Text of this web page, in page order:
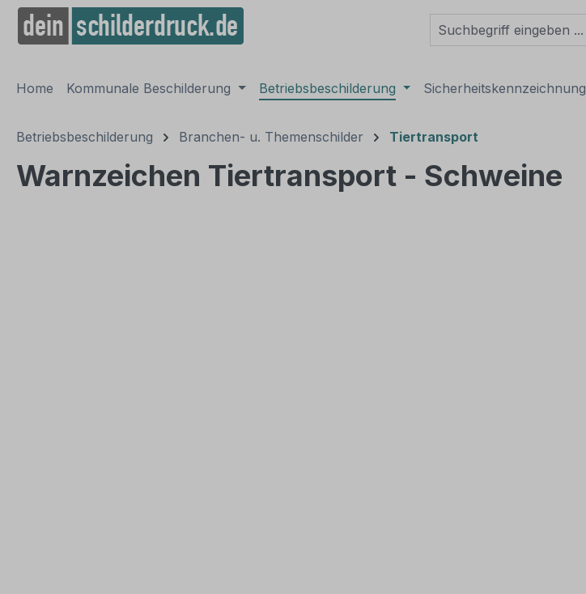
Zur Hauptnavigation springen
Home Kommunale Beschilderung Betriebsbeschilderung Sicherheitskennzeichnung
Betriebsbeschilderung Branchen- u. Themenschilder Tiertransport
Warnzeichen Tiertransport - Schweine